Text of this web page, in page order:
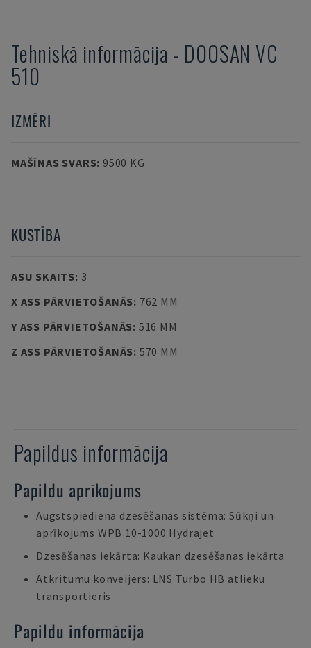
Tehniskā informācija - DOOSAN VC
510
IZMĒRI
MAŠĪNAS SVARS: 9500 KG
KUSTĪBA
ASU SKAITS: 3
X ASS PĀRVIETOŠANĀS: 762 MM
Y ASS PĀRVIETOŠANĀS: 516 MM
Z ASS PĀRVIETOŠANĀS: 570 MM
Papildus informācija
Papildu aprīkojums
Augstspiediena dzesēšanas sistēma: Sūkņi un
aprīkojums WPB 10-1000 Hydrajet
Dzesēšanas iekārta: Kaukan dzesēšanas iekārta
Atkritumu konveijers: LNS Turbo HB atlieku
transportieris
Papildu informācija